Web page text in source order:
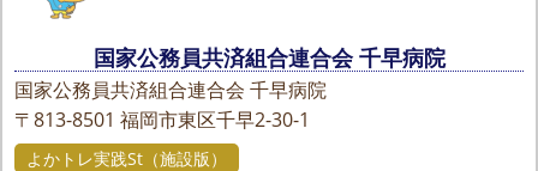
国家公務員共済組合連合会 千早病院
国家公務員共済組合連合会 千早病院
〒813-8501 福岡市東区千早2-30-1
よかトレ実践St（施設版）